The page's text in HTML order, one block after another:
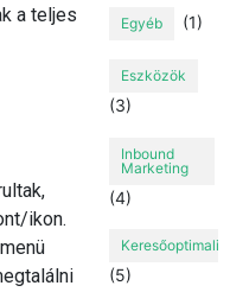
a teljes
ikon.
Egyéb (1)
Eszközök
(3)
Inbound
Marketing
(4)
(5)